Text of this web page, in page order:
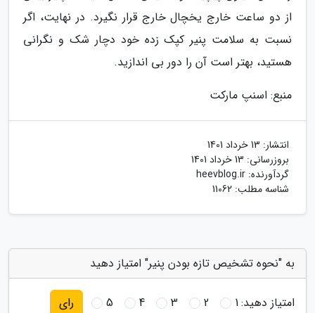
از دو ساعت خارج یخچال خارج قرار نگیرد. در نهایت، اگر
نسبت به سلامت پنیر کپک زده خود دچار شک و نگرانی
هستید، بهتر است آن را دور بی اندازید.
منبع: اسنپ مارکت
انتشار: 13 خرداد 1401
بروزرسانی: 13 خرداد 1401
گردآورنده: heevblog.ir
شناسه مطلب: 11062
به "نحوه تشخیص تازه بودن پنیر" امتیاز دهید
امتیاز دهید:1
2
3
4
5 رای